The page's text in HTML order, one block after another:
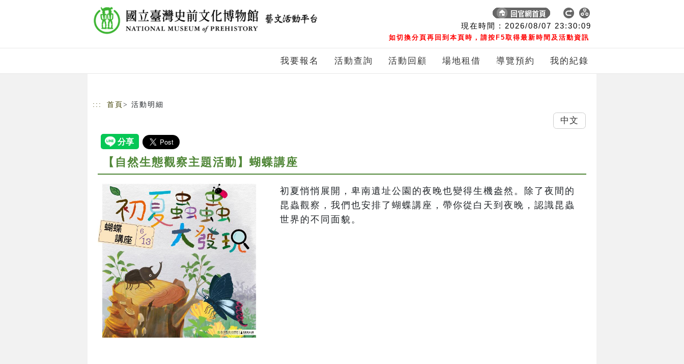
現在時間 : 2026/08/07 23:30:09
如切換分頁再回到本頁時，請按F5取得最新時間及活動資訊
我要報名 活動查詢 活動回顧 場地租借 導覽預約 我的紀錄
::: 首頁 > 活動明細
【自然生態觀察主題活動】蝴蝶講座
初夏悄悄展開，卑南遺址公園的夜晚也變得生機盎然。除了夜間的
昆蟲觀察，我們也安排了蝴蝶講座，帶你從白天到夜晚，認識昆蟲
世界的不同面貌。